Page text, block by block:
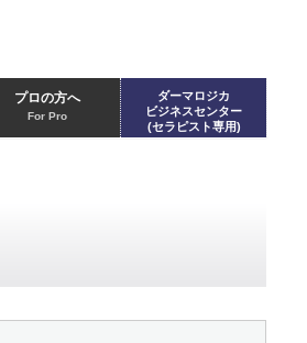
プロの方へ
For Pro
ダーマロジカ
ビジネスセンター
(セラピスト専用)